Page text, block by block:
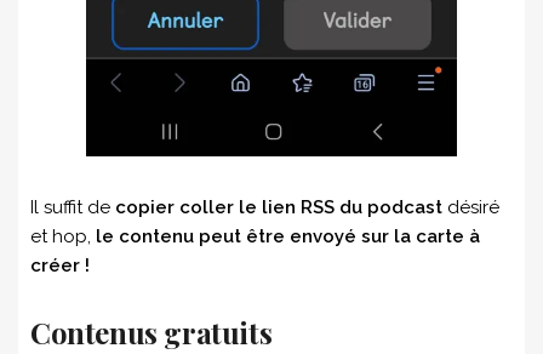
Il suffit de copier coller le lien RSS du podcast désiré
et hop, le contenu peut être envoyé sur la carte à
créer !
Contenus gratuits